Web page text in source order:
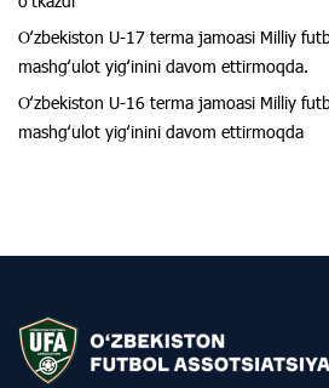
Oʻzbekiston U-17 terma jamoasi Milliy
mashgʻulot yigʻinini davom ettirmoqda.
Oʻzbekiston U-16 terma jamoasi Milliy
mashgʻulot yigʻinini davom ettirmoqda